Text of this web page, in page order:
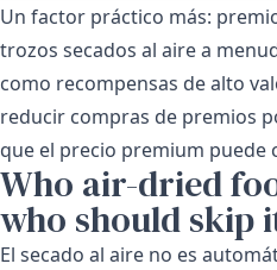
Un factor práctico más:
trozos secados al aire a
como recompensas de alto
reducir compras de premios
que el precio premium puede
Who air-dried
who should skip
El secado al aire no es